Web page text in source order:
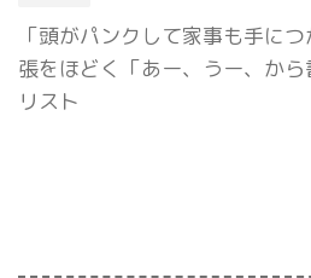
「頭がパンクして家事も手に
張をほどく「あー、うー、か
リスト